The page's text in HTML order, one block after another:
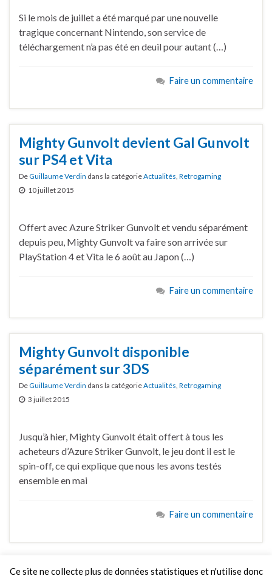
Si le mois de juillet a été marqué par une nouvelle
tragique concernant Nintendo, son service de
téléchargement n’a pas été en deuil pour autant (…)
Faire un commentaire
Mighty Gunvolt devient Gal Gunvolt
sur PS4 et Vita
DeGuillaume Verdin dans la catégorieActualités Retrogaming
10 juillet 2015
Offert avec Azure Striker Gunvolt et vendu séparément
depuis peu, Mighty Gunvolt va faire son arrivée sur
PlayStation 4 et Vita le 6 août au Japon (…)
Faire un commentaire
Mighty Gunvolt disponible
séparément sur 3DS
DeGuillaume Verdin dans la catégorieActualités, Retrogaming
3 juillet 2015
Jusqu’à hier, Mighty Gunvolt était offert à tous les
acheteurs d’Azure Striker Gunvolt, le jeu dont il est le
spin-off, ce qui explique que nous les avons testés
ensemble en mai
Faire un commentaire
Ce site ne collecte plus de données statistiques et n'utilise donc